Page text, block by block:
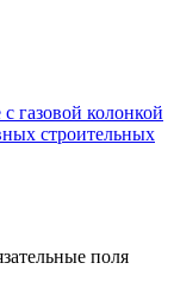
газовой колонкой
строительных
поля